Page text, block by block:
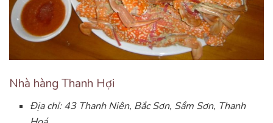
Nhà hàng Thanh Hợi
Địa chỉ: 43 Thanh Niên, Bắc Sơn, Sầm Sơn, Thanh